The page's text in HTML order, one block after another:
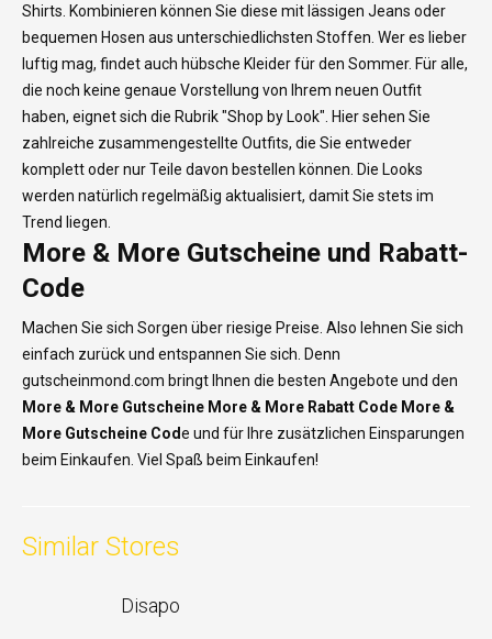
Shirts. Kombinieren können Sie diese mit lässigen Jeans oder
bequemen Hosen aus unterschiedlichsten Stoffen. Wer es lieber
luftig mag, findet auch hübsche Kleider für den Sommer. Für alle,
die noch keine genaue Vorstellung von Ihrem neuen Outfit
haben, eignet sich die Rubrik "Shop by Look". Hier sehen Sie
zahlreiche zusammengestellte Outfits, die Sie entweder
komplett oder nur Teile davon bestellen können. Die Looks
werden natürlich regelmäßig aktualisiert, damit Sie stets im
Trend liegen.
More & More Gutscheine und Rabatt-
Code
Machen Sie sich Sorgen über riesige Preise. Also lehnen Sie sich
einfach zurück und entspannen Sie sich. Denn
gutscheinmond.com bringt Ihnen die besten Angebote und den
More & More Gutscheine More & More Rabatt Code More &
More Gutscheine Code und für Ihre zusätzlichen Einsparungen
beim Einkaufen. Viel Spaß beim Einkaufen!
Similar Stores
Disapo